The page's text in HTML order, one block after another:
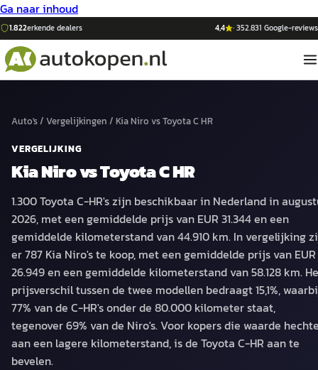
Ga naar inhoud
1.822erkende dealers 4,4 ·352.831 Google-reviews
Auto's/ Vergelijkingen / Kia Niro vsToyota C HR
VERGELIJKING
Kia NirovsToyota C HR
1.300 Toyota C-HR's zijn beschikbaar in Nederland in
2026, met een gemiddelde prijs van EUR 31.344 en een
gemiddelde kilometerstand van 44.910 km. In vergelijking
er 787 Kia Niro's te koop, met een gemiddelde prijs van EUR
26.949 en een gemiddelde kilometerstand van 58.128 km.
prijsverschil tussen de twee modellen bedraagt 15,1%,
77% van de C-HR's onder de 80.000 kilometer staat,
tegenover 69% van de Niro's. Voor kopers die waarde
aan een lagere kilometerstand, is de Toyota C-HR aan te
bevelen.